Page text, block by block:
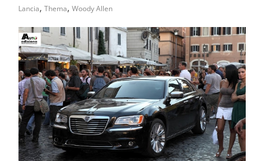
Lancia, Thema, Woody Allen